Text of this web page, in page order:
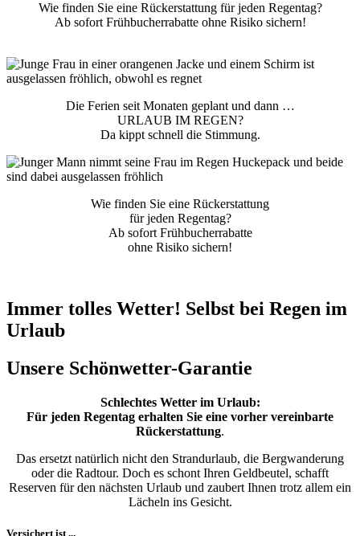
Wie finden Sie eine Rückerstattung für jeden Regentag?
Ab sofort Frühbucherrabatte ohne Risiko sichern!
Die Ferien seit Monaten geplant und dann …
URLAUB IM REGEN?
Da kippt schnell die Stimmung.
Wie finden Sie eine Rückerstattung
für jeden Regentag?
Ab sofort Frühbucherrabatte
ohne Risiko sichern!
Immer tolles Wetter! Selbst bei Regen im
Urlaub
Unsere Schönwetter-Garantie
Schlechtes Wetter im Urlaub:
Für jeden Regentag erhalten Sie eine vorher vereinbarte
Rückerstattung.
Das ersetzt natürlich nicht den Strandurlaub, die Bergwanderung
oder die Radtour. Doch es schont Ihren Geldbeutel, schafft
Reserven für den nächsten Urlaub und zaubert Ihnen trotz allem ein
Lächeln ins Gesicht.
Versichert ist ...